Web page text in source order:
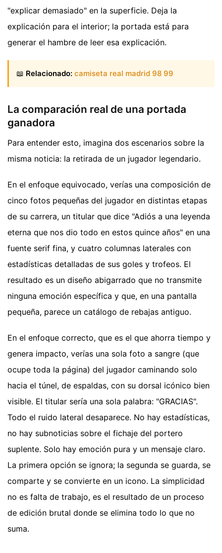
"explicar demasiado" en la superficie. Deja la
explicación para el interior; la portada está para
generar el hambre de leer esa explicación.
📖 Relacionado: camiseta real madrid 98 99
La comparación real de una portada
ganadora
Para entender esto, imagina dos escenarios sobre la
misma noticia: la retirada de un jugador legendario.
En el enfoque equivocado, verías una composición de
cinco fotos pequeñas del jugador en distintas etapas
de su carrera, un titular que dice "Adiós a una leyenda
eterna que nos dio todo en estos quince años" en una
fuente serif fina, y cuatro columnas laterales con
estadísticas detalladas de sus goles y trofeos. El
resultado es un diseño abigarrado que no transmite
ninguna emoción específica y que, en una pantalla
pequeña, parece un catálogo de rebajas antiguo.
En el enfoque correcto, que es el que ahorra tiempo y
genera impacto, verías una sola foto a sangre (que
ocupe toda la página) del jugador caminando solo
hacia el túnel, de espaldas, con su dorsal icónico bien
visible. El titular sería una sola palabra: "GRACIAS".
Todo el ruido lateral desaparece. No hay estadísticas,
no hay subnoticias sobre el fichaje del portero
suplente. Solo hay emoción pura y un mensaje claro.
La primera opción se ignora; la segunda se guarda, se
comparte y se convierte en un icono. La simplicidad
no es falta de trabajo, es el resultado de un proceso
de edición brutal donde se elimina todo lo que no
suma.